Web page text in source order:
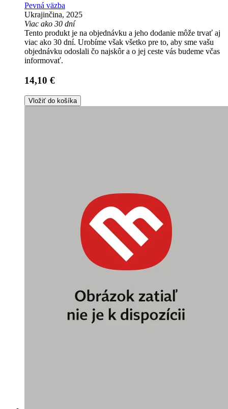
Pevná väzba
Ukrajinčina, 2025
Viac ako 30 dní
Tento produkt je na objednávku a jeho dodanie môže trvať aj
viac ako 30 dní. Urobíme však všetko pre to, aby sme vašu
objednávku odoslali čo najskôr a o jej ceste vás budeme včas
informovať.
14,10 €
Vložiť do košíka